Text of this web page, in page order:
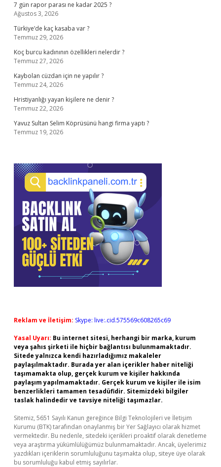
7 gün rapor parası ne kadar 2025 ?
Ağustos 3, 2026
Türkiye’de kaç kasaba var ?
Temmuz 29, 2026
Koç burcu kadınının özellikleri nelerdir ?
Temmuz 27, 2026
Kaybolan cüzdan için ne yapılır ?
Temmuz 24, 2026
Hristiyanlığı yayan kişilere ne denir ?
Temmuz 22, 2026
Yavuz Sultan Selim Köprüsünü hangi firma yaptı ?
Temmuz 19, 2026
Reklam ve İletişim: Skype: live:.cid.575569c608265c69
Yasal Uyarı: Bu internet sitesi, herhangi bir marka, kurum
veya şahıs şirketi ile hiçbir bağlantısı bulunmamaktadır.
Sitede yalnızca kendi hazırladığımız makaleler
paylaşılmaktadır. Burada yer alan içerikler haber niteliği
taşımamakta olup, gerçek kurum ve kişiler hakkında
paylaşım yapılmamaktadır. Gerçek kurum ve kişiler ile isim
benzerlikleri tamamen tesadüfidir. Sitemizdeki bilgiler
taslak halindedir ve tavsiye niteliği taşımazlar.
Sitemiz, 5651 Sayılı Kanun gereğince Bilgi Teknolojileri ve İletişim
Kurumu (BTK) tarafından onaylanmış bir Yer Sağlayıcı olarak hizmet
vermektedir. Bu nedenle, sitedeki içerikleri proaktif olarak denetleme
veya araştırma yükümlülüğümüz bulunmamaktadır. Ancak, üyelerimiz
yazdıkları içeriklerin sorumluluğunu taşımakta olup, siteye üye olarak
bu sorumluluğu kabul etmiş sayılırlar.